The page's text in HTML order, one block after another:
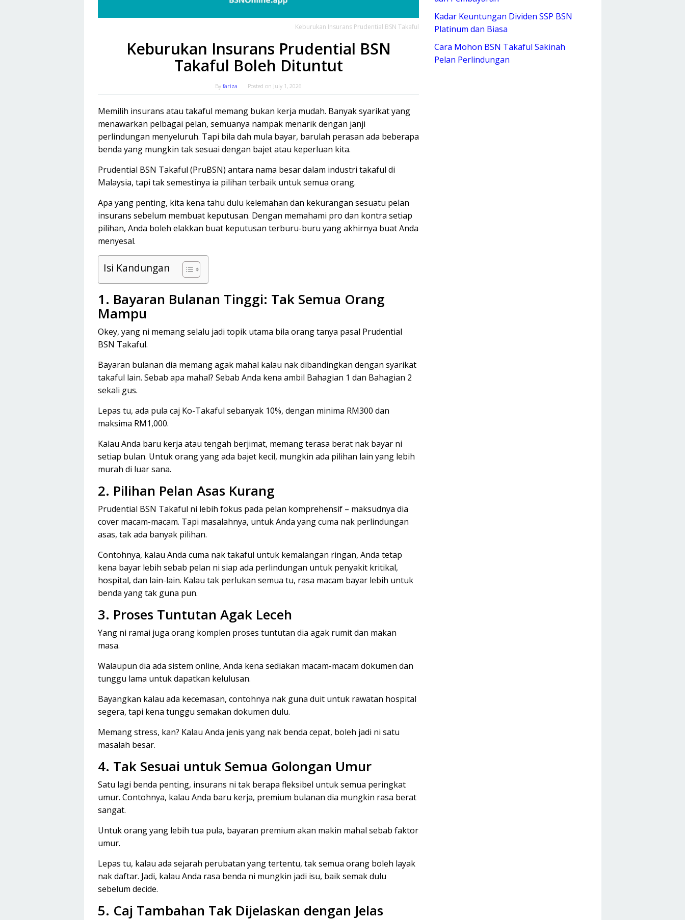
Keburukan Insurans Prudential BSN Takaful
Keburukan Insurans Prudential BSN
Takaful Boleh Dituntut
By fariza Posted on July 1, 2026
Memilih insurans atau takaful memang bukan kerja mudah. Banyak syarikat yang
menawarkan pelbagai pelan, semuanya nampak menarik dengan janji
perlindungan menyeluruh. Tapi bila dah mula bayar, barulah perasan ada beberapa
benda yang mungkin tak sesuai dengan bajet atau keperluan kita.
Prudential BSN Takaful (PruBSN) antara nama besar dalam industri takaful di
Malaysia, tapi tak semestinya ia pilihan terbaik untuk semua orang.
Apa yang penting, kita kena tahu dulu kelemahan dan kekurangan sesuatu pelan
insurans sebelum membuat keputusan. Dengan memahami pro dan kontra setiap
pilihan, Anda boleh elakkan buat keputusan terburu-buru yang akhirnya buat Anda
menyesal.
Isi Kandungan
1. Bayaran Bulanan Tinggi: Tak Semua Orang
Mampu
Okey, yang ni memang selalu jadi topik utama bila orang tanya pasal Prudential
BSN Takaful.
Bayaran bulanan dia memang agak mahal kalau nak dibandingkan dengan syarikat
takaful lain. Sebab apa mahal? Sebab Anda kena ambil Bahagian 1 dan Bahagian 2
sekali gus.
Lepas tu, ada pula caj Ko-Takaful sebanyak 10%, dengan minima RM300 dan
maksima RM1,000.
Kalau Anda baru kerja atau tengah berjimat, memang terasa berat nak bayar ni
setiap bulan. Untuk orang yang ada bajet kecil, mungkin ada pilihan lain yang lebih
murah di luar sana.
2. Pilihan Pelan Asas Kurang
Prudential BSN Takaful ni lebih fokus pada pelan komprehensif – maksudnya dia
cover macam-macam. Tapi masalahnya, untuk Anda yang cuma nak perlindungan
asas, tak ada banyak pilihan.
Contohnya, kalau Anda cuma nak takaful untuk kemalangan ringan, Anda tetap
kena bayar lebih sebab pelan ni siap ada perlindungan untuk penyakit kritikal,
hospital, dan lain-lain. Kalau tak perlukan semua tu, rasa macam bayar lebih untuk
benda yang tak guna pun.
3. Proses Tuntutan Agak Leceh
Yang ni ramai juga orang komplen proses tuntutan dia agak rumit dan makan
masa.
Walaupun dia ada sistem online, Anda kena sediakan macam-macam dokumen dan
tunggu lama untuk dapatkan kelulusan.
Bayangkan kalau ada kecemasan, contohnya nak guna duit untuk rawatan hospital
segera, tapi kena tunggu semakan dokumen dulu.
Memang stress, kan? Kalau Anda jenis yang nak benda cepat, boleh jadi ni satu
masalah besar.
4. Tak Sesuai untuk Semua Golongan Umur
Satu lagi benda penting, insurans ni tak berapa fleksibel untuk semua peringkat
umur. Contohnya, kalau Anda baru kerja, premium bulanan dia mungkin rasa berat
sangat.
Untuk orang yang lebih tua pula, bayaran premium akan makin mahal sebab faktor
umur.
Lepas tu, kalau ada sejarah perubatan yang tertentu, tak semua orang boleh layak
nak daftar. Jadi, kalau Anda rasa benda ni mungkin jadi isu, baik semak dulu
sebelum decide.
5. Caj Tambahan Tak Dijelaskan dengan Jelas
Kadar Keuntungan Dividen SSP BSN
Platinum dan Biasa
Cara Mohon BSN Takaful Sakinah
Pelan Perlindungan